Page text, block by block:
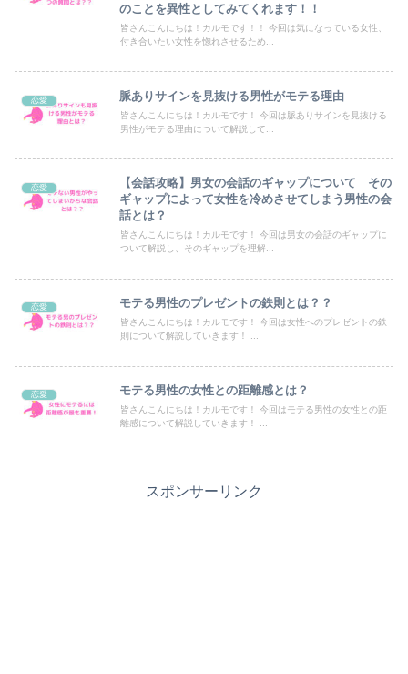
のことを異性としてみてくれます！！
皆さんこんにちは！カルモです！！ 今回は気になっている女性、
付き合いたい女性を惚れさせるため...
恋愛 脈ありサインを見抜ける男性がモテる理由
皆さんこんにちは！カルモです！ 今回は脈ありサインを見抜ける
男性がモテる理由について解説して...
恋愛
【会話攻略】男女の会話のギャップについて その
ギャップによって女性を冷めさせてしまう男性の会
話とは？
皆さんこんにちは！カルモです！ 今回は男女の会話のギャップに
ついて解説し、そのギャップを理解...
恋愛 モテる男性のプレゼントの鉄則とは？？
皆さんこんにちは！カルモです！ 今回は女性へのプレゼントの鉄
則について解説していきます！ ...
恋愛 モテる男性の女性との距離感とは？
皆さんこんにちは！カルモです！ 今回はモテる男性の女性との距
離感について解説していきます！ ...
スポンサーリンク